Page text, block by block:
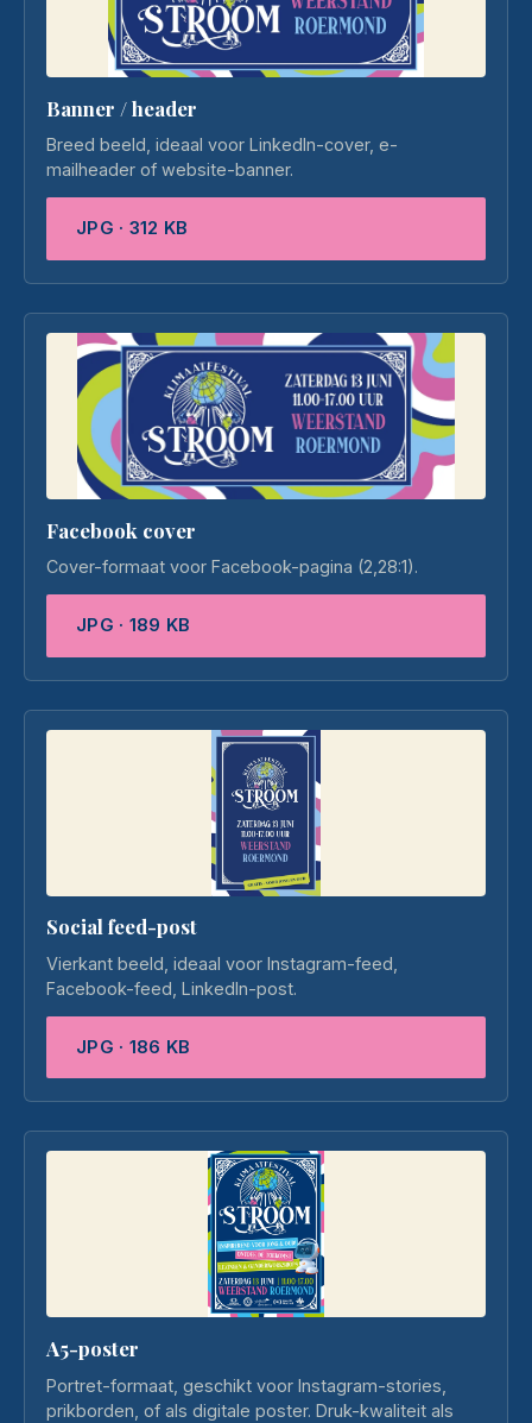
Banner / header
Breed beeld, ideaal voor LinkedIn-cover, e-
mailheader of website-banner.
JPG · 312 KB
Facebook cover
Cover-formaat voor Facebook-pagina (2,28:1).
JPG · 189 KB
Social feed-post
Vierkant beeld, ideaal voor Instagram-feed,
Facebook-feed, LinkedIn-post.
JPG · 186 KB
A5-poster
Portret-formaat, geschikt voor Instagram-stories,
prikborden, of als digitale poster. Druk-kwaliteit als